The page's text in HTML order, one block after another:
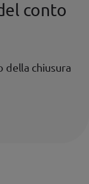
conto
della chiusura